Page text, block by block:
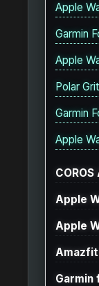
Apple
Garmin
Apple
Polar
Garmin
Apple
Apple
Apple